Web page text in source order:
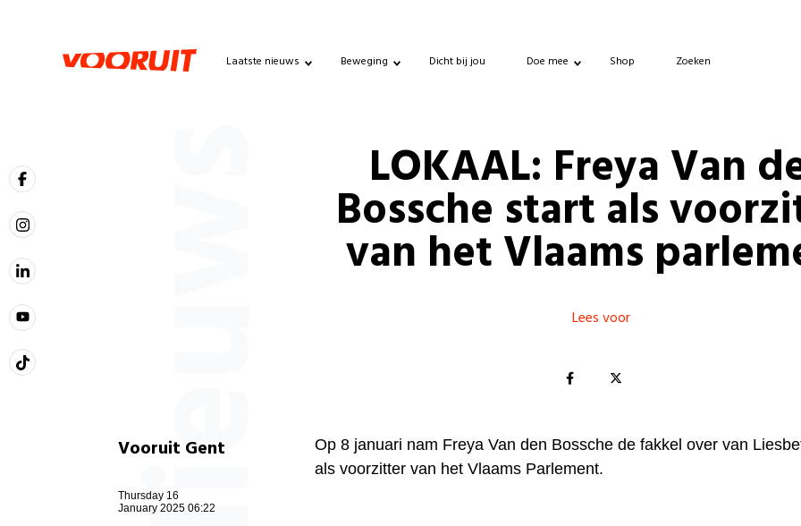
Laatste nieuws Beweging Dicht bij jou Doe mee Shop Zoeken
Nieuws LOKAAL: Freya Van
Bossche start als
van het Vlaams
Lees voor
Vooruit Gent
Thursday 16
January 2025 06:22
Op 8 januari nam Freya Van den Bossche de fakkel over van
als voorzitter van het Vlaams Parlement.